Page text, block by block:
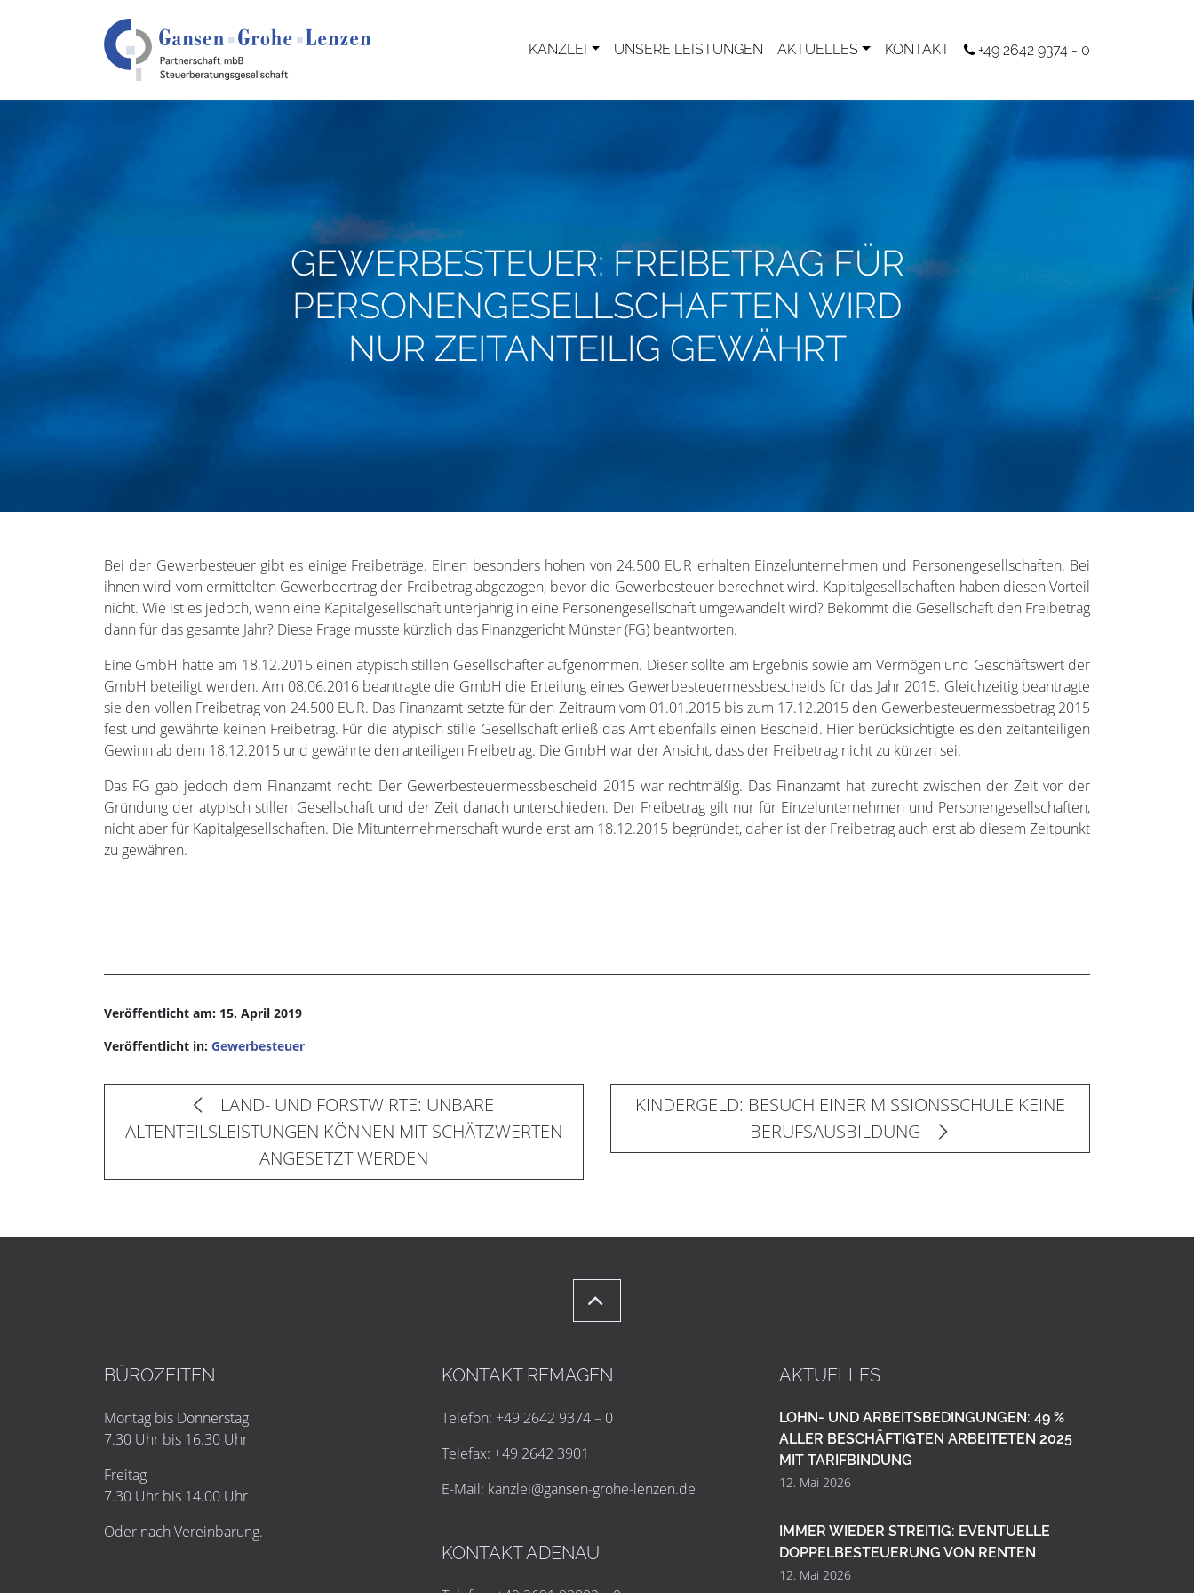
KANZLEI UNSERE LEISTUNGEN AKTUELLES KONTAKT +49 2642 9374 - 0
GEWERBESTEUER: FREIBETRAG FÜR
PERSONENGESELLSCHAFTEN WIRD
NUR ZEITANTEILIG GEWÄHRT
Bei der Gewerbesteuer gibt es einige Freibeträge. Einen besonders hohen von 24.500 EUR erhalten Einzelunternehmen und Personengesellschaften. Bei
ihnen wird vom ermittelten Gewerbeertrag der Freibetrag abgezogen, bevor die Gewerbesteuer berechnet wird. Kapitalgesellschaften haben diesen Vorteil
nicht. Wie ist es jedoch, wenn eine Kapitalgesellschaft unterjährig in eine Personengesellschaft umgewandelt wird? Bekommt die Gesellschaft den Freibetrag
dann für das gesamte Jahr? Diese Frage musste kürzlich das Finanzgericht Münster (FG) beantworten.
Eine GmbH hatte am 18.12.2015 einen atypisch stillen Gesellschafter aufgenommen. Dieser sollte am Ergebnis sowie am Vermögen und Geschäftswert der
GmbH beteiligt werden. Am 08.06.2016 beantragte die GmbH die Erteilung eines Gewerbesteuermessbescheids für das Jahr 2015. Gleichzeitig beantragte
sie den vollen Freibetrag von 24.500 EUR. Das Finanzamt setzte für den Zeitraum vom 01.01.2015 bis zum 17.12.2015 den Gewerbesteuermessbetrag 2015
fest und gewährte keinen Freibetrag. Für die atypisch stille Gesellschaft erließ das Amt ebenfalls einen Bescheid. Hier berücksichtigte es den zeitanteiligen
Gewinn ab dem 18.12.2015 und gewährte den anteiligen Freibetrag. Die GmbH war der Ansicht, dass der Freibetrag nicht zu kürzen sei.
Das FG gab jedoch dem Finanzamt recht: Der Gewerbesteuermessbescheid 2015 war rechtmäßig. Das Finanzamt hat zurecht zwischen der Zeit vor der
Gründung der atypisch stillen Gesellschaft und der Zeit danach unterschieden. Der Freibetrag gilt nur für Einzelunternehmen und Personengesellschaften,
nicht aber für Kapitalgesellschaften. Die Mitunternehmerschaft wurde erst am 18.12.2015 begründet, daher ist der Freibetrag auch erst ab diesem Zeitpunkt
zu gewähren.
Veröffentlicht am: 15. April 2019
Veröffentlicht in: Gewerbesteuer
LAND- UND FORSTWIRTE: UNBARE
ALTENTEILSLEISTUNGEN KÖNNEN MIT SCHÄTZWERTEN
ANGESETZT WERDEN
KINDERGELD: BESUCH EINER MISSIONSSCHULE KEINE
BERUFSAUSBILDUNG
BÜROZEITEN
Montag bis Donnerstag
7.30 Uhr bis 16.30 Uhr
Freitag
7.30 Uhr bis 14.00 Uhr
Oder nach Vereinbarung.
KONTAKT REMAGEN
Telefon: +49 2642 9374 – 0
Telefax: +49 2642 3901
E-Mail: kanzlei@gansen-grohe-lenzen.de
KONTAKT ADENAU
AKTUELLES
LOHN- UND ARBEITSBEDINGUNGEN: 49 %
ALLER BESCHÄFTIGTEN ARBEITETEN 2025
MIT TARIFBINDUNG
12. Mai 2026
IMMER WIEDER STREITIG: EVENTUELLE
DOPPELBESTEUERUNG VON RENTEN
12. Mai 2026